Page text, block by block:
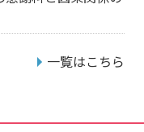
一覧はこちら